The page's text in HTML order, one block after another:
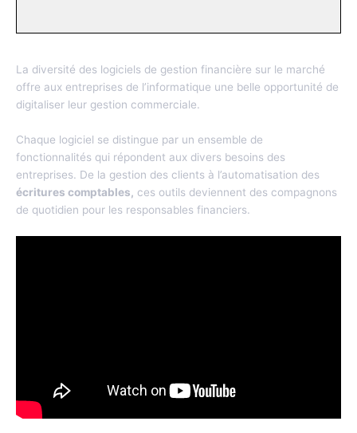
La diversité des logiciels de gestion financière sur le marché
offre aux entreprises de l’informatique une belle opportunité de
digitaliser leur gestion commerciale.
Chaque logiciel se distingue par un ensemble de
fonctionnalités qui répondent aux divers besoins des
entreprises. De la gestion des clients à l’automatisation des
écritures comptables, ces outils deviennent des compagnons
de quotidien pour les responsables financiers.